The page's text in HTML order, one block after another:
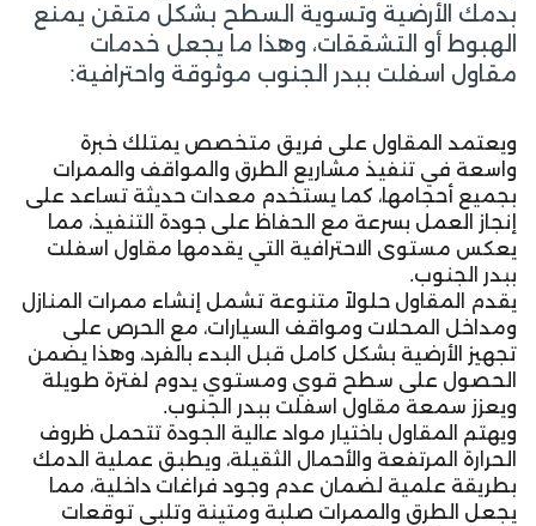
بدمك الأرضية وتسوية السطح بشكل متقن يمنع
الهبوط أو التشققات، وهذا ما يجعل خدمات
مقاول اسفلت ببدر الجنوب موثوقة واحترافية:
ويعتمد المقاول على فريق متخصص يمتلك خبرة
واسعة في تنفيذ مشاريع الطرق والمواقف والممرات
بجميع أحجامها، كما يستخدم معدات حديثة تساعد على
إنجاز العمل بسرعة مع الحفاظ على جودة التنفيذ، مما
يعكس مستوى الاحترافية التي يقدمها مقاول اسفلت
ببدر الجنوب.
يقدم المقاول حلولاً متنوعة تشمل إنشاء ممرات المنازل
ومداخل المحلات ومواقف السيارات، مع الحرص على
تجهيز الأرضية بشكل كامل قبل البدء بالفرد، وهذا يضمن
الحصول على سطح قوي ومستوي يدوم لفترة طويلة
ويعزز سمعة مقاول اسفلت ببدر الجنوب.
ويهتم المقاول باختيار مواد عالية الجودة تتحمل ظروف
الحرارة المرتفعة والأحمال الثقيلة، ويطبق عملية الدمك
بطريقة علمية لضمان عدم وجود فراغات داخلية، مما
يجعل الطرق والممرات صلبة ومتينة وتلبي توقعات